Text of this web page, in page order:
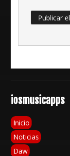
iosmusicapps
Inicio
Noticias
Daw